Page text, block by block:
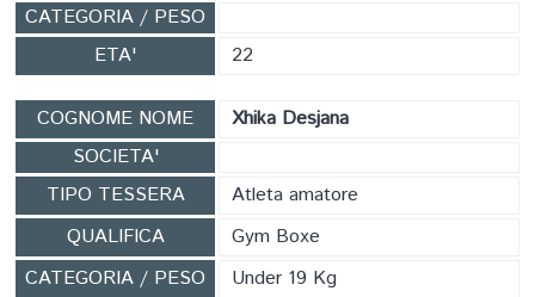
CATEGORIA / PESO
ETA'
22
COGNOME NOME
Xhika Desjana
SOCIETA'
TIPO TESSERA
Atleta amatore
QUALIFICA
Gym Boxe
CATEGORIA / PESO
Under 19 Kg